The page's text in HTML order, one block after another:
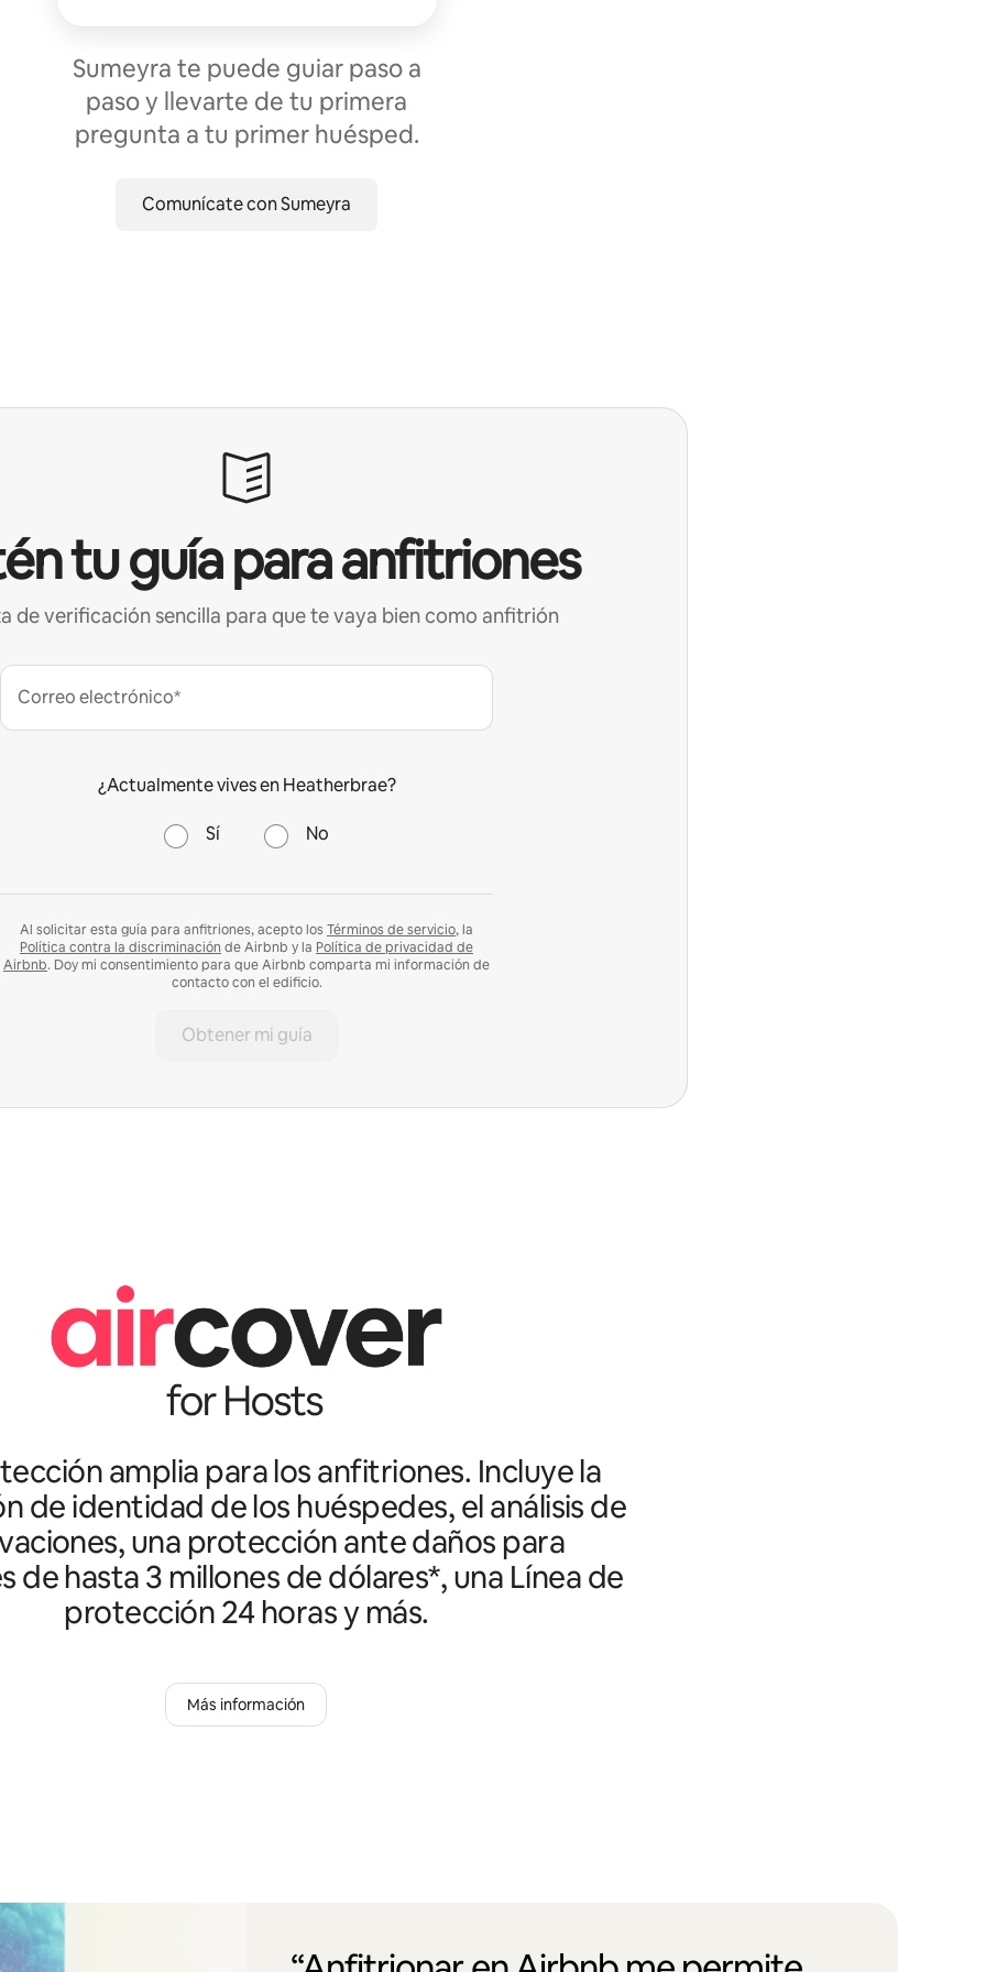
Sumeyra te puede guiar paso a
paso y llevarte de tu primera
pregunta a tu primer huésped.
Comunícate con Sumeyra
tu guía para anfitriones
de verificación sencilla para que te vaya bien como anfitrión
Correo electrónico*
¿Actualmente vives en Heatherbrae?
Sí No
Al solicitar esta guía para anfitriones, acepto los Términos de servicio, la
Política contra la discriminación de Airbnb y la Política de privacidad de
Airbnb. Doy mi consentimiento para que Airbnb comparta mi información de
contacto con el edificio.
Obtener mi guía
amplia para los anfitriones. Incluye la
de identidad de los huéspedes, el análisis de
una protección ante daños para
de hasta 3 millones de dólares*, una Línea de
protección 24 horas y más.
Más información